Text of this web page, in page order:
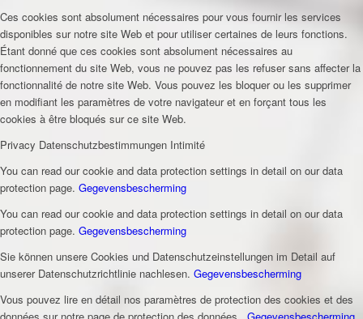
Ces cookies sont absolument nécessaires pour vous fournir les services
disponibles sur notre site Web et pour utiliser certaines de leurs fonctions.
Étant donné que ces cookies sont absolument nécessaires au
fonctionnement du site Web, vous ne pouvez pas les refuser sans affecter la
fonctionnalité de notre site Web. Vous pouvez les bloquer ou les supprimer
en modifiant les paramètres de votre navigateur et en forçant tous les
cookies à être bloqués sur ce site Web.
Privacy Datenschutzbestimmungen Intimité
You can read our cookie and data protection settings in detail on our data
protection page. Gegevensbescherming
You can read our cookie and data protection settings in detail on our data
protection page. Gegevensbescherming
Sie können unsere Cookies und Datenschutzeinstellungen im Detail auf
unserer Datenschutzrichtlinie nachlesen. Gegevensbescherming
Vous pouvez lire en détail nos paramètres de protection des cookies et des